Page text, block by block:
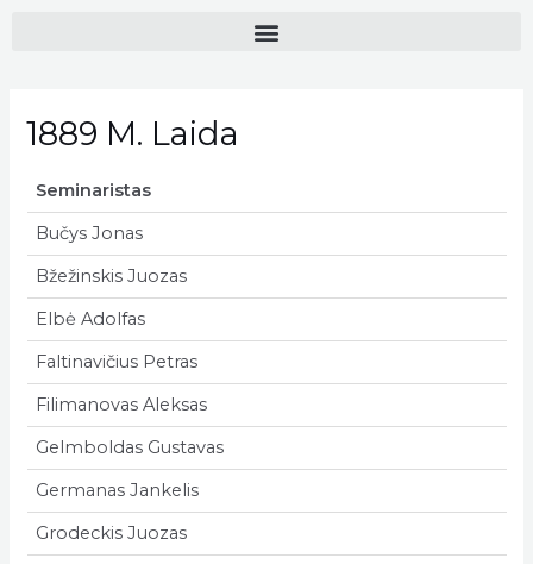
1889 M. Laida
Seminaristas
Bučys Jonas
Bžežinskis Juozas
Elbė Adolfas
Faltinavičius Petras
Filimanovas Aleksas
Gelmboldas Gustavas
Germanas Jankelis
Grodeckis Juozas